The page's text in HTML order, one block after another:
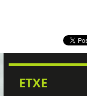
ETXE